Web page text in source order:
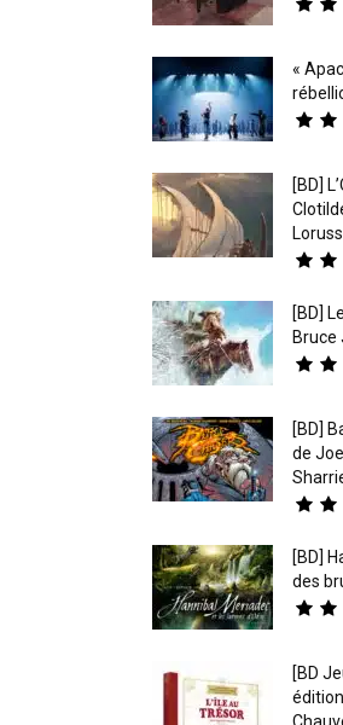
«
[BD]
[BD]
Bruce
[BD]
de
[BD]
des
[BD